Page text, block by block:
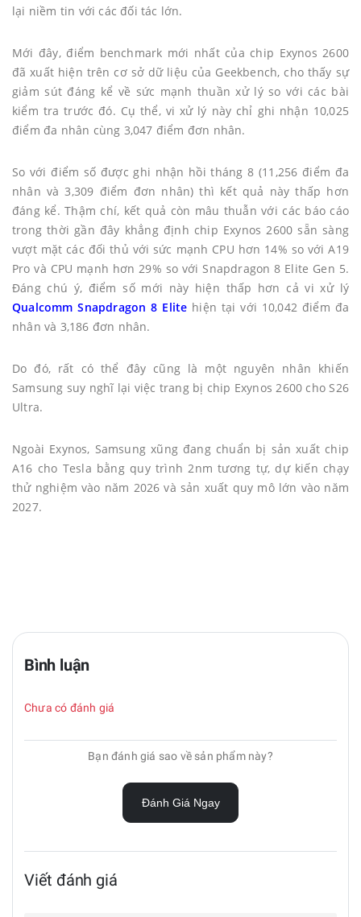
lại niềm tin với các đối tác lớn.
Mới đây, điểm benchmark mới nhất của chip Exynos 2600
đã xuất hiện trên cơ sở dữ liệu của Geekbench, cho thấy sự
giảm sút đáng kể về sức mạnh thuần xử lý so với các bài
kiểm tra trước đó. Cụ thể, vi xử lý này chỉ ghi nhận 10,025
điểm đa nhân cùng 3,047 điểm đơn nhân.
So với điểm số được ghi nhận hồi tháng 8 (11,256 điểm đa
nhân và 3,309 điểm đơn nhân) thì kết quả này thấp hơn
đáng kể. Thậm chí, kết quả còn mâu thuẫn với các báo cáo
trong thời gần đây khẳng định chip Exynos 2600 sẵn sàng
vượt mặt các đối thủ với sức mạnh CPU hơn 14% so với A19
Pro và CPU mạnh hơn 29% so với Snapdragon 8 Elite Gen 5.
Đáng chú ý, điểm số mới này hiện thấp hơn cả vi xử lý
Qualcomm Snapdragon 8 Elite hiện tại với 10,042 điểm đa
nhân và 3,186 đơn nhân.
Do đó, rất có thể đây cũng là một nguyên nhân khiến
Samsung suy nghĩ lại việc trang bị chip Exynos 2600 cho S26
Ultra.
Ngoài Exynos, Samsung xũng đang chuẩn bị sản xuất chip
A16 cho Tesla bằng quy trình 2nm tương tự, dự kiến chạy
thử nghiệm vào năm 2026 và sản xuất quy mô lớn vào năm
2027.
Bình luận
Chưa có đánh giá
Bạn đánh giá sao về sản phẩm này?
Đánh Giá Ngay
Viết đánh giá